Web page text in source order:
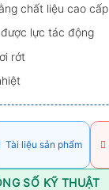
chất liệu cao cấp
lực tác động
rớt
Tài liệu sản phẩm
SỐ KỸ THUẬT